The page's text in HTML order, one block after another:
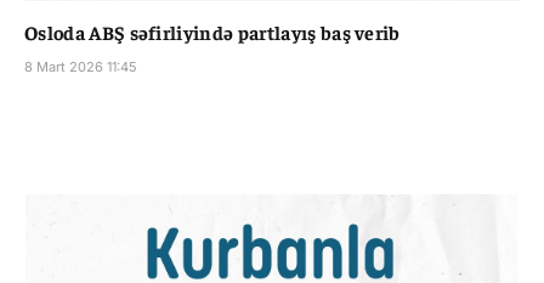
Osloda ABŞ səfirliyində partlayış baş verib
8 Mart 2026 11:45